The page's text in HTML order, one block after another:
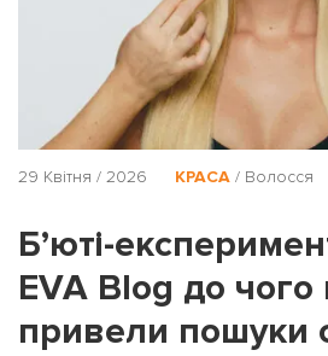
29 Квітня / 2026 КРАСА / Волосся
Б’юті-
EVA Blog до чого
привели пошуки